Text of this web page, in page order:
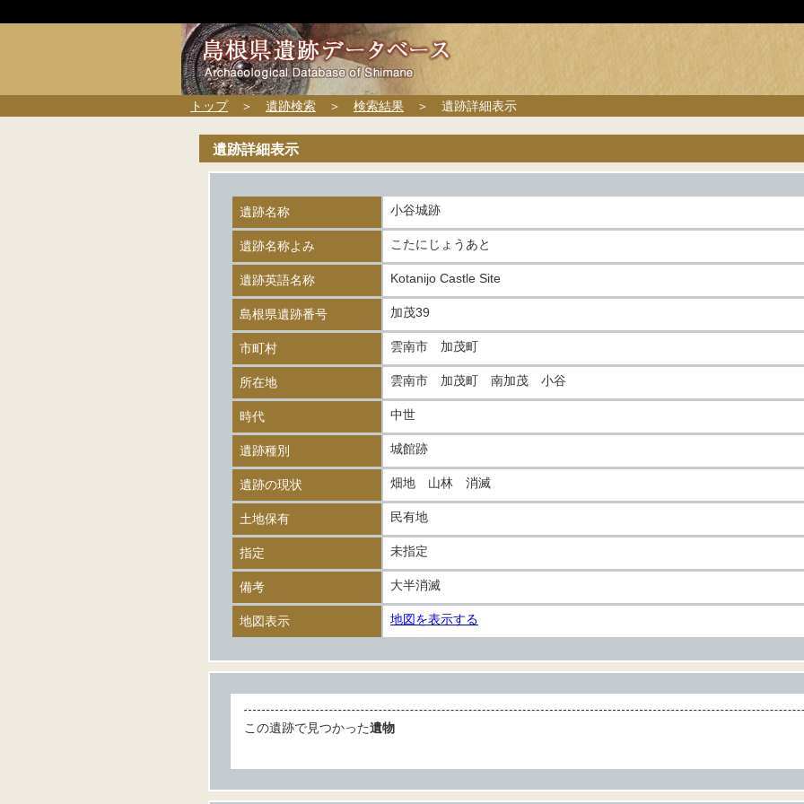
トップ＞ 遺跡検索 ＞ 検索結果 ＞ 遺跡詳細表示
遺跡詳細表示
遺跡名称 小谷城跡
遺跡名称よみ こたにじょうあと
遺跡英語名称 Kotanijo Castle Site
島根県遺跡番号 加茂39
市町村 雲南市 加茂町
所在地 雲南市 加茂町 南加茂 小谷
時代 中世
遺跡種別 城館跡
遺跡の現状 畑地 山林 消滅
土地保有 民有地
指定 未指定
備考 大半消滅
地図表示 地図を表示する
この遺跡で見つかった遺物